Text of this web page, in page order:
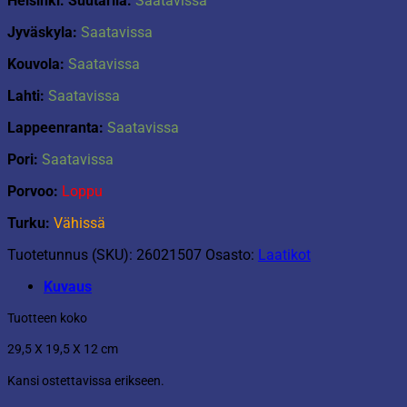
Jyväskyla: Saatavissa
Kouvola: Saatavissa
Lahti: Saatavissa
Lappeenranta: Saatavissa
Pori: Saatavissa
Porvoo: Loppu
Turku: Vähissä
Tuotetunnus (SKU): 26021507 Osasto: Laatikot
Kuvaus
Tuotteen koko
29,5 X 19,5 X 12 cm
Kansi ostettavissa erikseen.